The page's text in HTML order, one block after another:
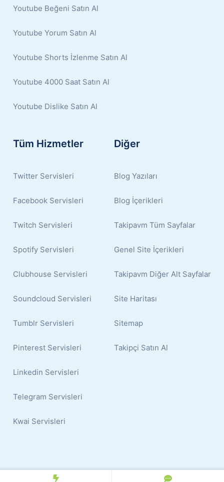
Youtube Beğeni Satın Al
Youtube Yorum Satın Al
Youtube Shorts İzlenme Satın Al
Youtube 4000 Saat Satın Al
Youtube Dislike Satın Al
Tüm Hizmetler
Twitter Servisleri
Facebook Servisleri
Twitch Servisleri
Spotify Servisleri
Clubhouse Servisleri
Soundcloud Servisleri
Tumblr Servisleri
Pinterest Servisleri
Linkedin Servisleri
Telegram Servisleri
Kwai Servisleri
Diğer
Blog Yazıları
Blog İçerikleri
Takipavm Tüm Sayfalar
Genel Site İçerikleri
Takipavm Diğer Alt Sayfalar
Site Haritası
Sitemap
Takipçi Satın Al